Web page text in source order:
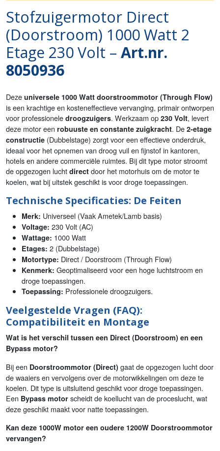
Stofzuigermotor Direct
(Doorstroom) 1000 Watt 2
Etage 230 Volt – Art.nr.
8050936
Deze universele 1000 Watt doorstroommotor (Through Flow)
is een krachtige en kosteneffectieve vervanging, primair ontworpen
voor professionele droogzuigers. Werkzaam op 230 Volt, levert
deze motor een robuuste en constante zuigkracht. De 2-etage
constructie (Dubbelstage) zorgt voor een effectieve onderdruk,
ideaal voor het opnemen van droog vuil en fijnstof in kantoren,
hotels en andere commerciële ruimtes. Bij dit type motor stroomt
de opgezogen lucht direct door het motorhuis om de motor te
koelen, wat bij uitstek geschikt is voor droge toepassingen.
Technische Specificaties: De Feiten
Merk: Universeel (Vaak Ametek/Lamb basis)
Voltage: 230 Volt (AC)
Wattage: 1000 Watt
Etages: 2 (Dubbelstage)
Motortype: Direct / Doorstroom (Through Flow)
Kenmerk: Geoptimaliseerd voor een hoge luchtstroom en
droge toepassingen.
Toepassing: Professionele droogzuigers.
Veelgestelde Vragen (FAQ):
Compatibiliteit en Montage
Wat is het verschil tussen een Direct (Doorstroom) en een
Bypass motor?
Bij een Doorstroommotor (Direct) gaat de opgezogen lucht door
de waaiers en vervolgens over de motorwikkelingen om deze te
koelen. Dit type is uitsluitend geschikt voor droge toepassingen.
Een Bypass motor scheidt de koellucht van de proceslucht, wat
deze geschikt maakt voor natte toepassingen.
Kan deze 1000W motor een oudere 1200W Doorstroommotor
vervangen?